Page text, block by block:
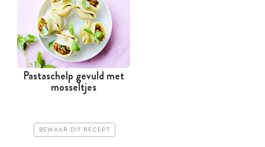
Pastaschelp gevuld met
mosseltjes
BEWAAR DIT RECEPT